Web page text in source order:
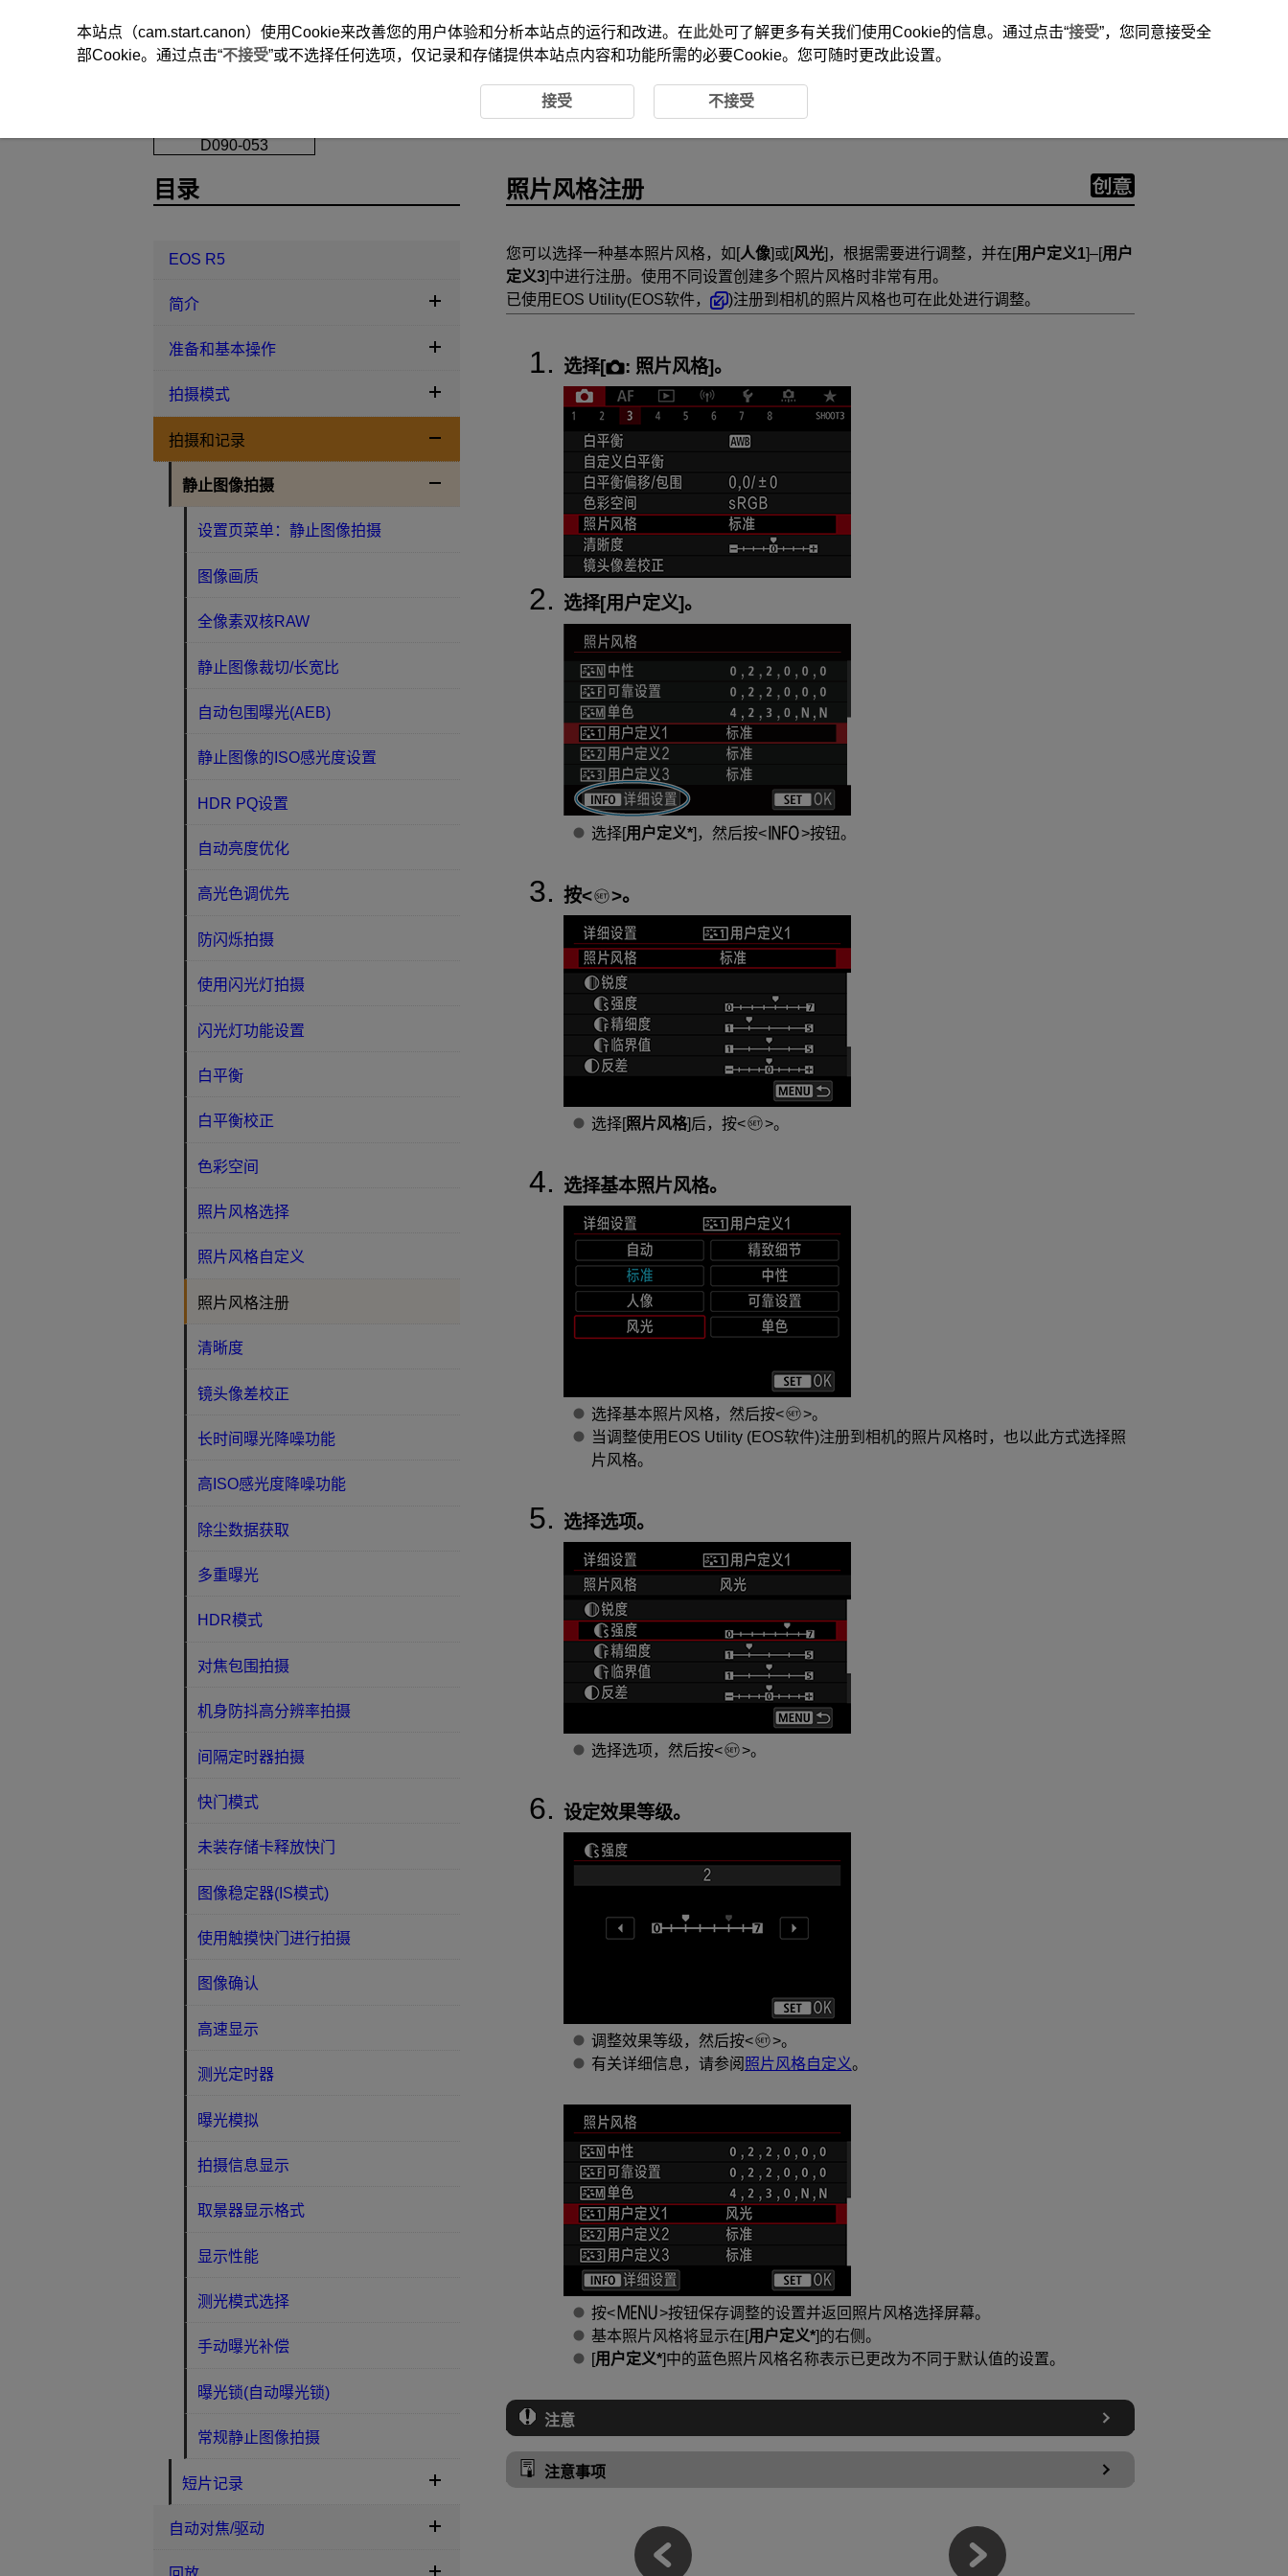
照片风格注册
D090-053
照片风格注册
您可以选择一种基本照片风格，如[人像]或[风光]，根据需要进行调整，并在[用户定义1]–[用户
定义3]中进行注册。使用不同设置创建多个照片风格时非常有用。
已使用EOS Utility(EOS软件，
)注册到相机的照片风格也可在此处进行调整。
选择[ : 照片风格]。
选择[用户定义]。
选择[用户定义*]，然后按 按钮。
按 。
选择[照片风格]后，按 。
选择基本照片风格。
选择基本照片风格，然后按
。
当调整使用EOS Utility (EOS软件)注册到相机的照片风格时，也以此方式选择照
片风格。
选择选项。
选择选项，然后按 。
设定效果等级。
调整效果等级，然后按
。
有关详细信息，请参阅 照片风格自定义。
按
按钮保存调整的设置并返回照片风格选择屏幕。
基本照片风格将显示在[用户定义*]的右侧。
[用户定义*]中的蓝色照片风格名称表示已更改为不同于默认值的设置。
注意
注意事项
目录
EOS R5
简介
准备和基本操作
拍摄模式
拍摄和记录
静止图像拍摄
设置页菜单：静止图像拍摄
图像画质
全像素双核RAW
静止图像裁切/长宽比
自动包围曝光(AEB)
静止图像的ISO感光度设置
HDR PQ设置
自动亮度优化
高光色调优先
防闪烁拍摄
使用闪光灯拍摄
闪光灯功能设置
白平衡
白平衡校正
色彩空间
照片风格选择
照片风格自定义
照片风格注册
清晰度
镜头像差校正
长时间曝光降噪功能
高ISO感光度降噪功能
除尘数据获取
多重曝光
HDR模式
对焦包围拍摄
机身防抖高分辨率拍摄
间隔定时器拍摄
快门模式
未装存储卡释放快门
图像稳定器(IS模式)
使用触摸快门进行拍摄
图像确认
高速显示
测光定时器
曝光模拟
拍摄信息显示
取景器显示格式
显示性能
测光模式选择
手动曝光补偿
曝光锁(自动曝光锁)
常规静止图像拍摄
短片记录
自动对焦/驱动
本站点（cam.start.canon）使用Cookie来改善您的用户体验和分析本站点的运行和改进。在此处可了解更多有关我们使用Cookie的信息。通过点击“接受”，您同意接受全
部Cookie。通过点击“不接受”或不选择任何选项，仅记录和存储提供本站点内容和功能所需的必要Cookie。您可随时更改此设置。
接受 不接受